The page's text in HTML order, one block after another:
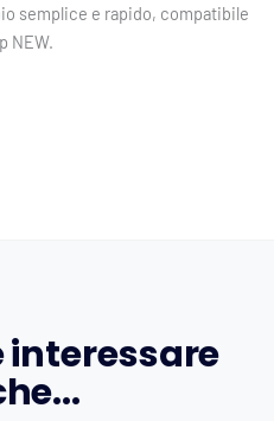
semplice e rapido, compatibile
NEW.
interessare